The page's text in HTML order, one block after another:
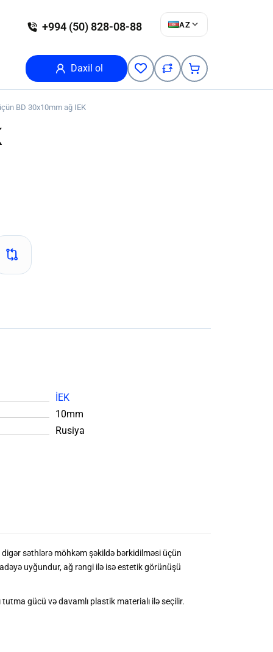
+994 (50) 828-08-88 AZ
Daxil ol
BD 30x10mm ağ IEK
İEK
10mm
Rusiya
səthlərə möhkəm şəkildə bərkidilməsi üçün
uyğundur, ağ rəngi ilə isə estetik görünüşü
tutma gücü və davamlı plastik materialı ilə seçilir.